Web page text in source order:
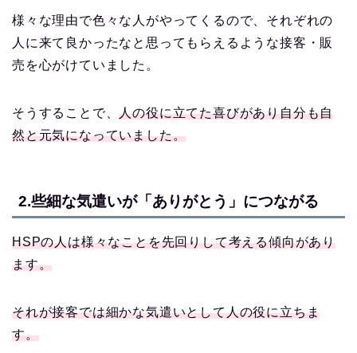
様々な理由で色々な人がやってくるので、それぞれの
人に来て良かったなと思ってもらえるような接客・販
売を心がけていました。
そうすることで、人の役に立てた喜びがあり自分も自
然と元気になっていました。
2.些細な気遣いが「ありがとう」につながる
HSPの人は様々なことを先回りして考える傾向があり
ます。
それが接客では細かな気遣いとして人の役に立ちま
す。